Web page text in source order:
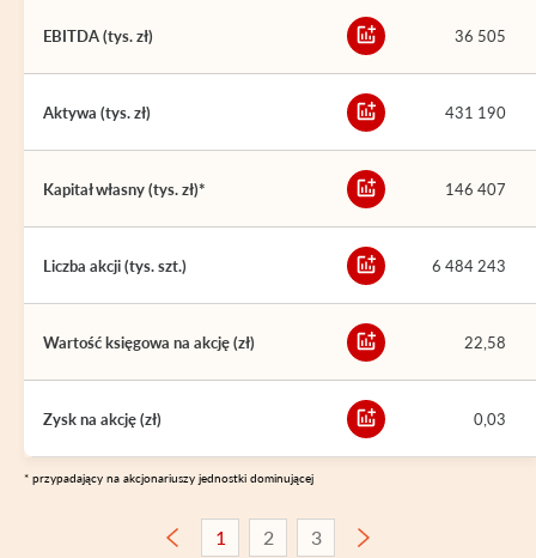
EBITDA (tys. zł) 36 505
Aktywa (tys. zł) 431 190
Kapitał własny (tys. zł)* 146 407
Liczba akcji (tys. szt.) 6 484 243
Wartość księgowa na akcję (zł) 22,58
Zysk na akcję (zł) 0,03
* przypadający na akcjonariuszy jednostki dominującej
1 2 3